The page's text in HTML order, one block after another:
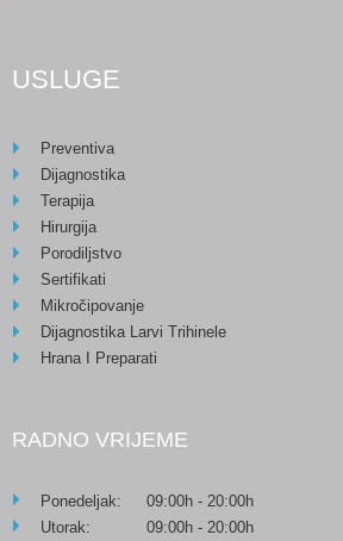
USLUGE
Preventiva
Dijagnostika
Terapija
Hirurgija
Porodiljstvo
Sertifikati
Mikročipovanje
Dijagnostika Larvi Trihinele
Hrana I Preparati
RADNO VRIJEME
Ponedeljak:
09:00h - 20:00h
Utorak:
09:00h - 20:00h